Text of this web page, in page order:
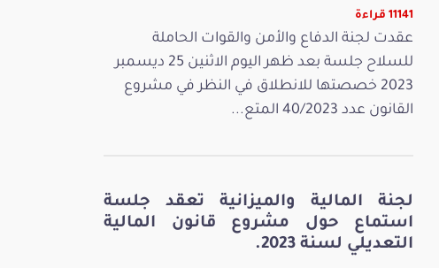
11141 قراءة
عقدت لجنة الدفاع والأمن والقوات الحاملة
للسلاح جلسة بعد ظهر اليوم الاثنين 25 ديسمبر
2023 خصصتها للانطلاق في النظر في مشروع
القانون عدد 40/2023 المتع...
لجنة المالية والميزانية تعقد جلسة
استماع حول مشروع قانون المالية
التعديلي لسنة 2023.